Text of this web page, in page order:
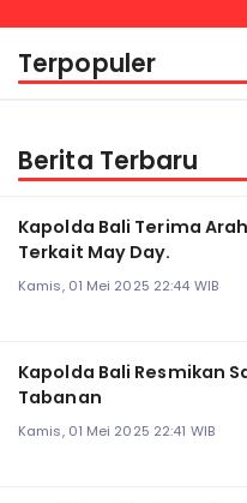
Terpopuler
Berita Terbaru
Kapolda Bali Terima
Terkait May Day.
Kamis, 01 Mei 2025 22:44 WIB
Kapolda Bali Resmikan
Tabanan
Kamis, 01 Mei 2025 22:41 WIB